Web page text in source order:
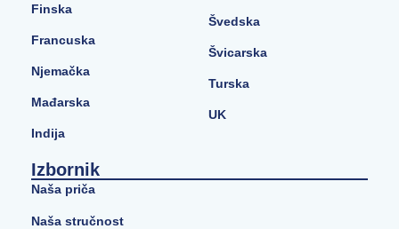
Finska
Francuska
Njemačka
Mađarska
Indija
Švedska
Švicarska
Turska
UK
Izbornik
Naša priča
Naša stručnost